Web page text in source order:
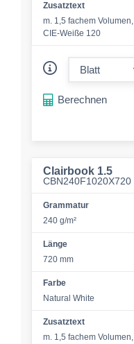
Zusatztext
m. 1,5 fachem Volumen,
CIE-Weiße 120
Berechnen
Clairbook 1.5
CBN240F1020X720
Grammatur
240 g/m²
Länge
720 mm
Farbe
Natural White
Zusatztext
m. 1,5 fachem Volumen,